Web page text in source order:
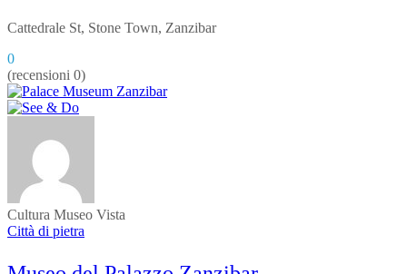
Cattedrale St, Stone Town, Zanzibar
0
(recensioni 0)
Cultura Museo Vista
Città di pietra